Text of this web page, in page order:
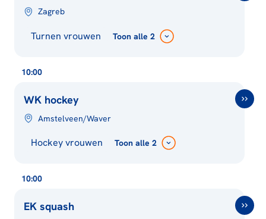
Zagreb
Turnen vrouwen Toon alle 2
10:00
WK hockey
Amstelveen/Waver
Hockey vrouwen Toon alle 2
10:00
EK squash